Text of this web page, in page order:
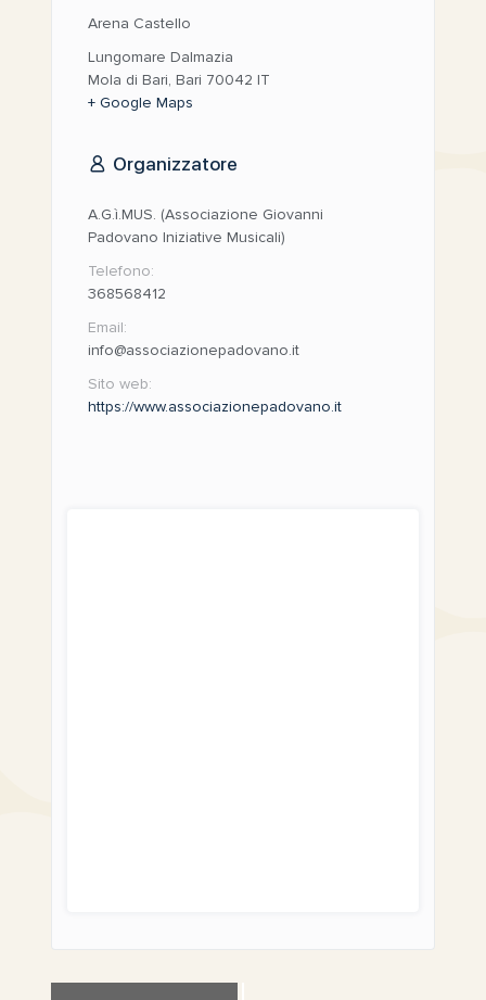
Arena Castello
Lungomare Dalmazia
Mola di Bari, Bari 70042 IT
+ Google Maps
Organizzatore
A.G.ì.MUS. (Associazione Giovanni
Padovano Iniziative Musicali)
Telefono:
368568412
Email:
info@associazionepadovano.it
Sito web:
https://www.associazionepadovano.it